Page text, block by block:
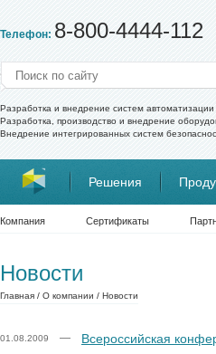
Телефон: 8-800-4444-112
Разработка и внедрение систем
Разработка, производство и внедрение
Внедрение интегрированных систем
Решения
Компания Сертификаты
Новости
Главная / О компании / Новости
01.08.2009 — Всероссийская